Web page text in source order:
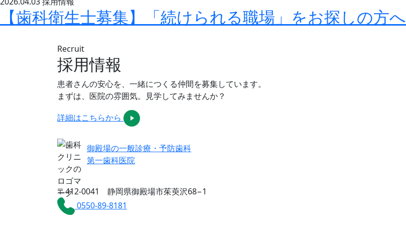
【歯科衛生士募集】「続けられる職場」をお探しの方へ
Recruit
採用情報
患者さんの安心を、一緒につくる仲間を募集しています。
まずは、医院の雰囲気。見学してみませんか？
詳細はこちらから
御殿場の一般診療・予防歯科
第一歯科医院
〒412-0041 静岡県御殿場市茱萸沢68−1
0550-89-8181